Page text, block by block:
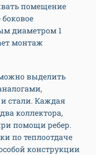
помещение
боковое
диаметром 1
монтаж
выделить
стали. Каждая
коллектора,
помощи ребер.
по теплоотдаче
конструкции